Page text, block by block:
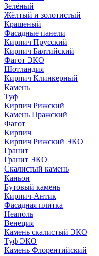
Зелёный
Жёлтый и золотистый
Крашеный
Фасадные панели
Кирпич Прусский
Кирпич Балтийский
Фагот ЭКО
Шотландия
Кирпич Клинкерный
Камень
Туф
Кирпич Рижский
Камень Пражский
Фагот
Кирпич
Кирпич Рижский ЭКО
Гранит
Гранит ЭКО
Скалистый камень
Каньон
Бутовый камень
Кирпич-Антик
Фасадная плитка
Неаполь
Венеция
Камень скалистый ЭКО
Туф ЭКО
Камень Флорентийский